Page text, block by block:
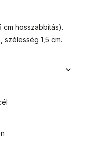
cm hosszabbítás).
szélesség 1,5 cm.